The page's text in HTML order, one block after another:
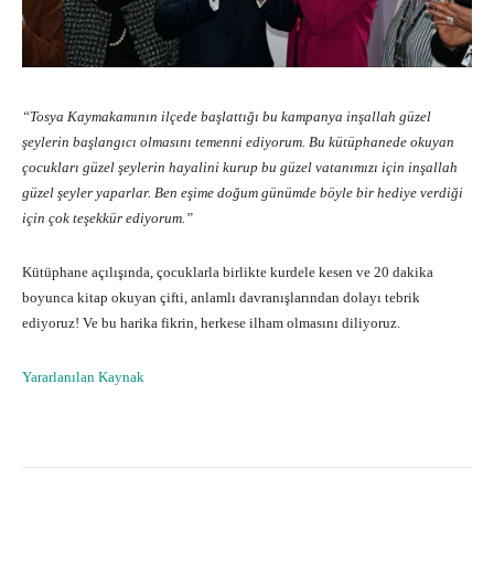
“Tosya Kaymakamının ilçede başlattığı bu kampanya inşallah güzel
şeylerin başlangıcı olmasını temenni ediyorum. Bu kütüphanede okuyan
çocukları güzel şeylerin hayalini kurup bu güzel vatanımızı için inşallah
güzel şeyler yaparlar. Ben eşime doğum günümde böyle bir hediye verdiği
için çok teşekkür ediyorum.”
Kütüphane açılışında, çocuklarla birlikte kurdele kesen ve 20 dakika
boyunca kitap okuyan çifti, anlamlı davranışlarından dolayı tebrik
ediyoruz! Ve bu harika fikrin, herkese ilham olmasını diliyoruz.
Yararlanılan Kaynak